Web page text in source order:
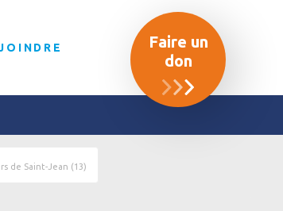
Faire un
don
de Saint-Jean (13)